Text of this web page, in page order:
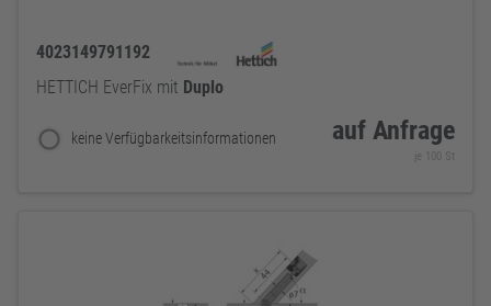
4023149791192
HETTICH EverFix mit Duplo
keine Verfügbarkeitsinformationen auf Anfrage
je 100 St